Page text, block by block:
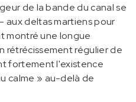
de la bande du canal se
deltas martiens pour
montré une longue
rétrécissement régulier de
fortement l'existence
calme » au-delà de